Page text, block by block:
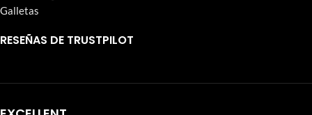
Galletas
RESEÑAS DE TRUSTPILOT